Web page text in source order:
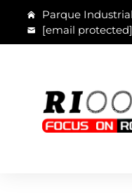
Parque
[email protected]